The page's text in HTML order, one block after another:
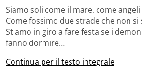
Siamo soli come il mare, come angeli
Come fossimo due strade che non
Stiamo in giro a fare festa se i
fanno dormire…
Continua per il testo integrale